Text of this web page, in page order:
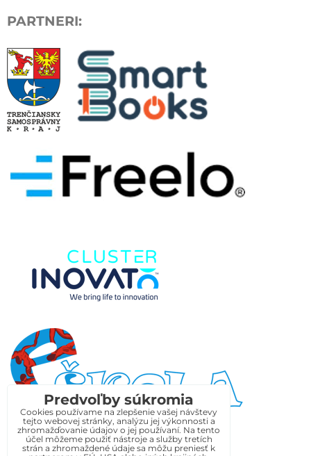
PARTNERI:
Predvoľby súkromia
Cookies používame na zlepšenie vašej návštevy
tejto webovej stránky, analýzu jej výkonnosti a
zhromažďovanie údajov o jej používaní. Na tento
účel môžeme použiť nástroje a služby tretích
strán a zhromaždené údaje sa môžu preniesť k